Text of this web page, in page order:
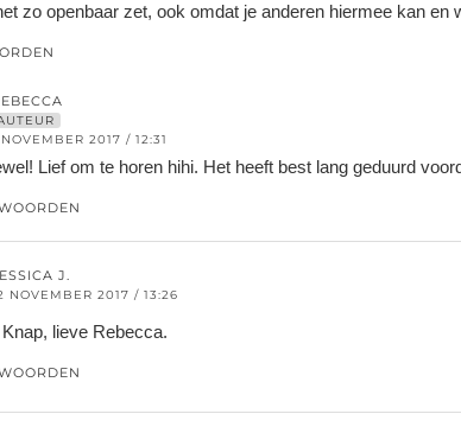
zo openbaar zet, ook omdat je anderen hiermee kan en
NOVEMBER 2017 / 12:31
Lief om te horen hihi. Het heeft best lang geduurd
J.
NOVEMBER 2017 / 13:26
lieve Rebecca.